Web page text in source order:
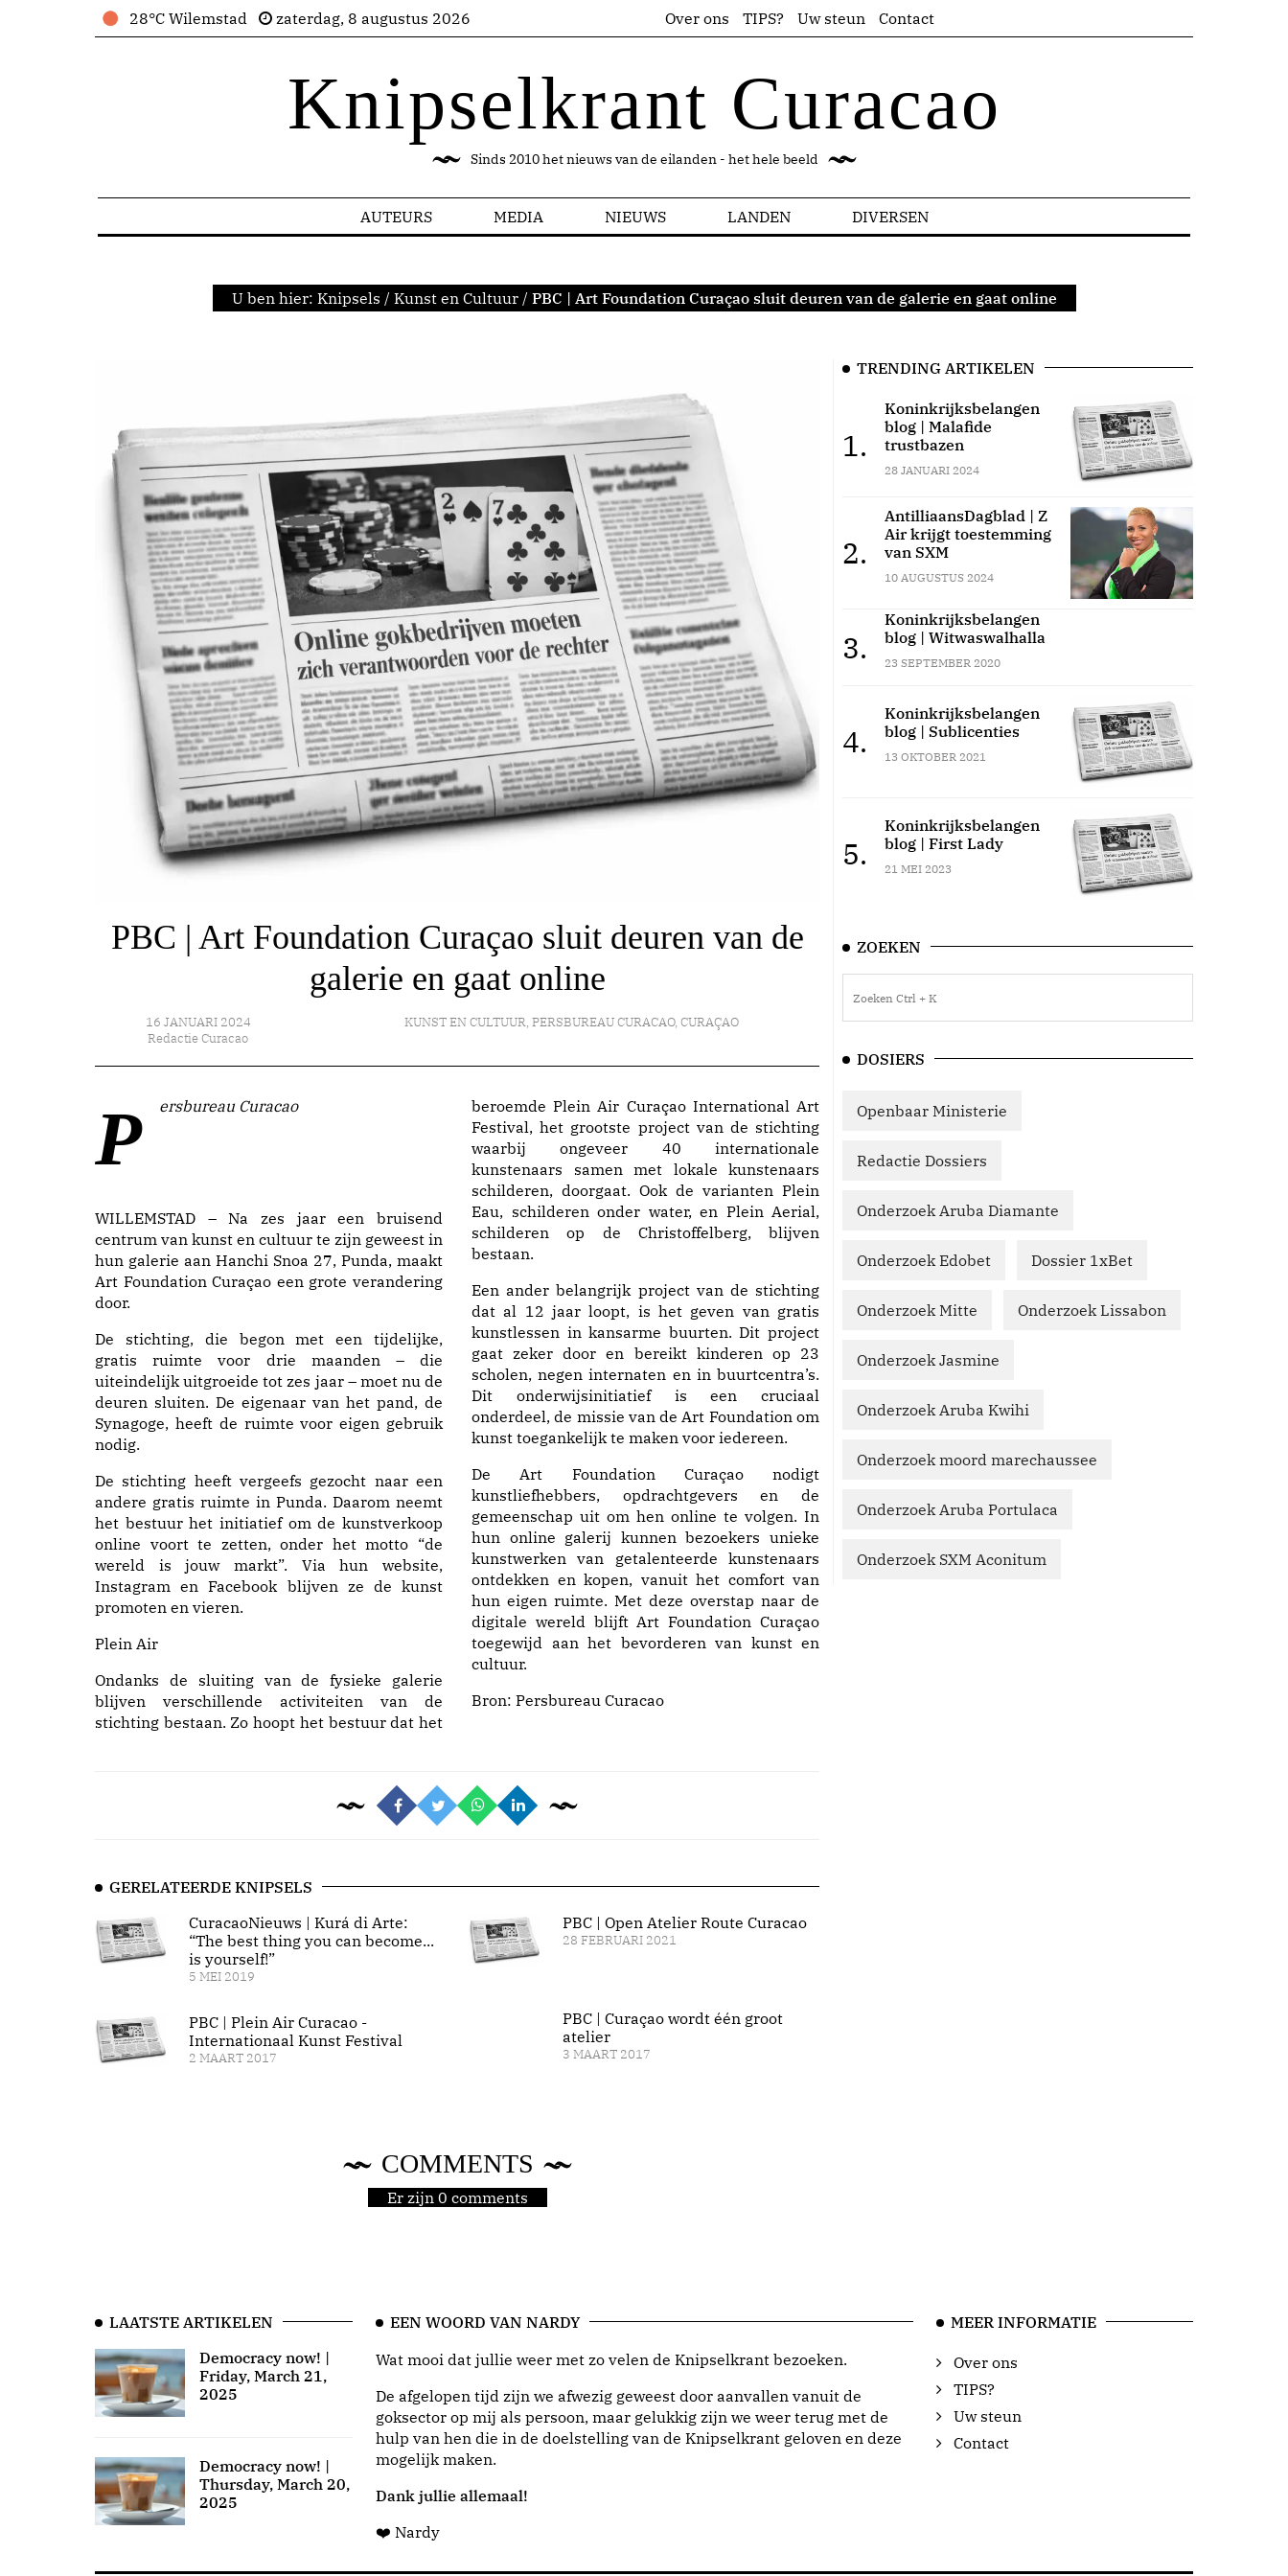
28°C Wilemstad zaterdag, 8 augustus 2026 Over ons TIPS? Uw steun Contact
Knipselkrant Curacao
Sinds 2010 het nieuws van de eilanden - het hele beeld
AUTEURS MEDIA NIEUWS LANDEN DIVERSEN
U ben hier: Knipsels / Kunst en Cultuur / PBC | Art Foundation Curaçao sluit deuren van de galerie en gaat online
PBC | Art Foundation Curaçao sluit deuren van de
galerie en gaat online
16 JANUARI 2024
Redactie Curacao
KUNST EN CULTUUR,PERSBUREAU CURACAO,CURAÇAO
Persbureau Curacao
WILLEMSTAD – Na zes jaar een bruisend
centrum van kunst en cultuur te zijn geweest in
hun galerie aan Hanchi Snoa 27, Punda, maakt
Art Foundation Curaçao een grote verandering
door.
De stichting, die begon met een tijdelijke,
gratis ruimte voor drie maanden – die
uiteindelijk uitgroeide tot zes jaar – moet nu de
deuren sluiten. De eigenaar van het pand, de
Synagoge, heeft de ruimte voor eigen gebruik
nodig.
De stichting heeft vergeefs gezocht naar een
andere gratis ruimte in Punda. Daarom neemt
het bestuur het initiatief om de kunstverkoop
online voort te zetten, onder het motto “de
wereld is jouw markt”. Via hun website,
Instagram en Facebook blijven ze de kunst
promoten en vieren.
Plein Air
Ondanks de sluiting van de fysieke galerie
blijven verschillende activiteiten van de
stichting bestaan. Zo hoopt het bestuur dat het
beroemde Plein Air Curaçao International Art
Festival, het grootste project van de stichting
waarbij ongeveer 40 internationale
kunstenaars samen met lokale kunstenaars
schilderen, doorgaat. Ook de varianten Plein
Eau, schilderen onder water, en Plein Aerial,
schilderen op de Christoffelberg, blijven
bestaan.
Een ander belangrijk project van de stichting
dat al 12 jaar loopt, is het geven van gratis
kunstlessen in kansarme buurten. Dit project
gaat zeker door en bereikt kinderen op 23
scholen, negen internaten en in buurtcentra’s.
Dit onderwijsinitiatief is een cruciaal
onderdeel, de missie van de Art Foundation om
kunst toegankelijk te maken voor iedereen.
De Art Foundation Curaçao nodigt
kunstliefhebbers, opdrachtgevers en de
gemeenschap uit om hen online te volgen. In
hun online galerij kunnen bezoekers unieke
kunstwerken van getalenteerde kunstenaars
ontdekken en kopen, vanuit het comfort van
hun eigen ruimte. Met deze overstap naar de
digitale wereld blijft Art Foundation Curaçao
toegewijd aan het bevorderen van kunst en
cultuur.
Bron: Persbureau Curacao
GERELATEERDE KNIPSELS
CuracaoNieuws | Kurá di Arte:
“The best thing you can become...
is yourself!”
5 MEI 2019
PBC | Plein Air Curacao -
Internationaal Kunst Festival
2 MAART 2017
PBC | Open Atelier Route Curacao
28 FEBRUARI 2021
PBC | Curaçao wordt één groot
atelier
3 MAART 2017
COMMENTS
Er zijn 0 comments
TRENDING ARTIKELEN
1.
Koninkrijksbelangen
blog | Malafide
trustbazen
28 JANUARI 2024
2.
AntilliaansDagblad | Z
Air krijgt toestemming
van SXM
10 AUGUSTUS 2024
3.
Koninkrijksbelangen
blog | Witwaswalhalla
23 SEPTEMBER 2020
4.
Koninkrijksbelangen
blog | Sublicenties
13 OKTOBER 2021
5.
Koninkrijksbelangen
blog | First Lady
21 MEI 2023
ZOEKEN
DOSIERS
Openbaar Ministerie
Redactie Dossiers
Onderzoek Aruba Diamante
Onderzoek Edobet Dossier 1xBet
Onderzoek Mitte Onderzoek Lissabon
Onderzoek Jasmine
Onderzoek Aruba Kwihi
Onderzoek moord marechaussee
Onderzoek Aruba Portulaca
Onderzoek SXM Aconitum
LAATSTE ARTIKELEN
Democracy now! |
Friday, March 21,
2025
Democracy now! |
Thursday, March 20,
2025
EEN WOORD VAN NARDY
Wat mooi dat jullie weer met zo velen de Knipselkrant bezoeken.
De afgelopen tijd zijn we afwezig geweest door aanvallen vanuit de
goksector op mij als persoon, maar gelukkig zijn we weer terug met de
hulp van hen die in de doelstelling van de Knipselkrant geloven en deze
mogelijk maken.
Dank jullie allemaal!
❤️ Nardy
MEER INFORMATIE
Over ons
TIPS?
Uw steun
Contact